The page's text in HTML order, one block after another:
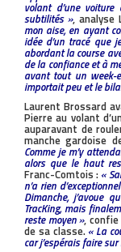
volant d’une
subtilités », analyse
mon aise, en ayant
idée d’un tracé que
abordant la course
de la confiance et à
avant tout un week-
importait peu et le
Laurent Brossard
Pierre au volant
auparavant de
manche gardoise
Comme je m’y
alors que le haut
Franc-Comtois : «
n’a rien
Dimanche, j’avoue
TracKing, mais
reste moyen »,
de sa classe. « La
car j’espérais faire